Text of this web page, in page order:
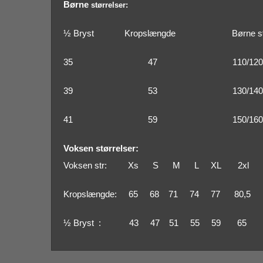
Børne størrelser:
½ Bryst Kropslængde Børne
35 47 110/120
39 53 130/140
41 59 150/160
Voksen størrelser:
Voksen str: Xs S M L XL
Kropslængde: 65 68 71 74 77 80,5
½ Bryst : 43 47 51 55 59 65